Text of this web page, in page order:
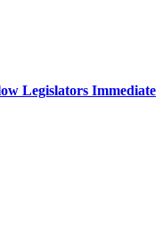
Legislators Immediate